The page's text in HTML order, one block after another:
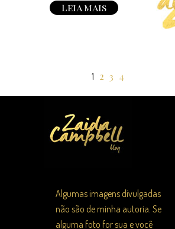
Leia mais
1 2 3 4
Algumas imagens divulgadas
não são de minha autoria. Se
alguma foto for sua e você